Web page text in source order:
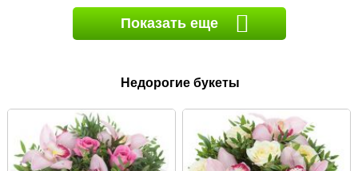
Показать еще
Недорогие букеты